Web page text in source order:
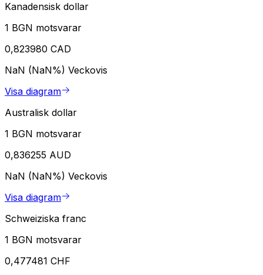
Kanadensisk dollar
1 BGN motsvarar
0,823980 CAD
NaN (NaN%) Veckovis
Visa diagram
Australisk dollar
1 BGN motsvarar
0,836255 AUD
NaN (NaN%) Veckovis
Visa diagram
Schweiziska franc
1 BGN motsvarar
0,477481 CHF